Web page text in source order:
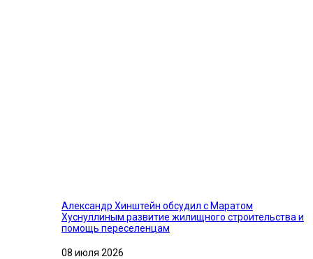
Александр Хинштейн обсудил с Маратом
Хуснуллиным развитие жилищного строительства и
помощь переселенцам
08 июля 2026